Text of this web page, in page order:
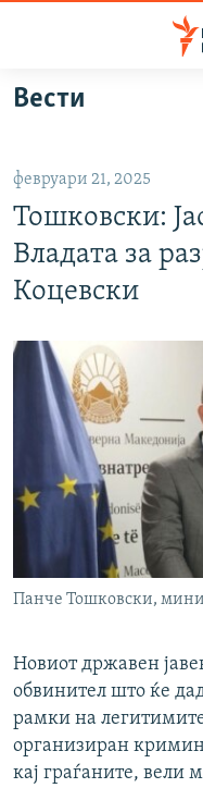
Оди
на
Оди
на
главната
навигација
Премини
на
ВИЗУЕЛНО
ШТО ТРЕБА ДА
ПОДКАСТ ЗОШТО?
СЛЕДЕТЕ НЕ
РСЕ веб страници
Вести
февруари 21, 2025
Тошковски:
Владата за
Коцевски
Панче Тошковски,
Новиот државен
обвинител што ќе
рамки на
организиран
кај граѓаните, вели